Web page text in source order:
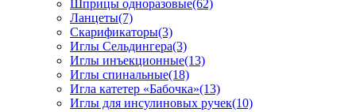
Шприцы одноразовые(62)
Ланцеты(7)
Скарификаторы(3)
Иглы Сельдингера(3)
Иглы инъекционные(13)
Иглы спинальные(18)
Игла катетер «Бабочка»(13)
Иглы для инсулиновых ручек(10)